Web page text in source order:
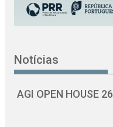
Notícias
AGI OPEN HOUSE 26